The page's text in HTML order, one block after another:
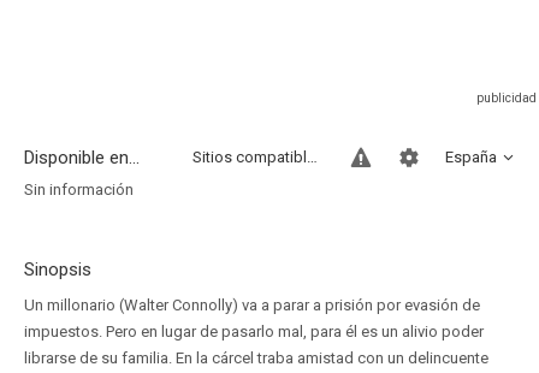
Disponible en... España
Sitios compatibles
Sin información
Sinopsis
Un millonario (Walter Connolly) va a parar a prisión por evasión de
impuestos. Pero en lugar de pasarlo mal, para él es un alivio poder
librarse de su familia. En la cárcel traba amistad con un delincuente